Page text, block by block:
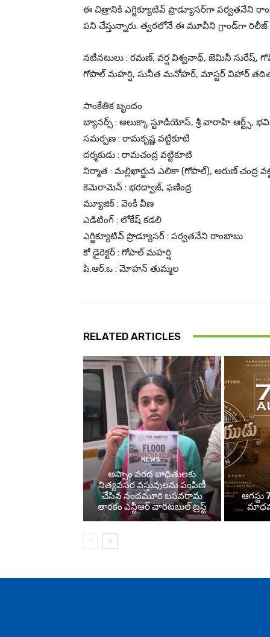
ఈ చిత్రానికి ఎగ్జిక్యూటివ్ ప్రొడ్యూస‌ర్‌గా పర్వ‌త‌నేని
పని చేస్తున్నారు. త్వరలోనే ఈ మూవీని గ్రాండ్‌గా
నటీనటులు : రమణ్, వర్ష విశ్వనాథ్, జెమినీ సురేష్,
గోపాల్ మహర్షి, సునీత మనోహర్, మాస్టర్ విహార్
సాంకేతిక బృందం
బ్యానర్స్ : అలుక్కా స్టూడియోస్, శ్రీ వారాహి ఆర్ట్స్,
సమర్పణ : రామకృష్ణ వట్టికూటి
దర్శకుడు : రామచంద్ర వట్టికూటి
నిర్మాత : మల్లిఖార్జున ఎలికా (గోపాల్), అరుణ్ చంద్ర
కెమెరామెన్ : భరద్వాజ్, ఫణింద్ర
మ్యూజిక్ : వెంకీ వీణ
ఎడిటింగ్ : లోకేష్ కడలి
ఎగ్జిక్యూటివ్ ప్రొడ్యూసర్ : పర్వతనేని రాంబాబు
కో డైరెక్టర్ : గోపాల్ మహర్షి
పి.ఆర్‌.ఒ : మోహన్ తుమ్మల
RELATED ARTICLES
NEWS
అస్సాం వరద బాధితులకు
నిత్యవసర వస్తువులను పంపిణీ
చేసిన నందమూరి బసవరామ
తారకం ఎన్టీఆర్ చారిటబుల్ ట్రస్ట్